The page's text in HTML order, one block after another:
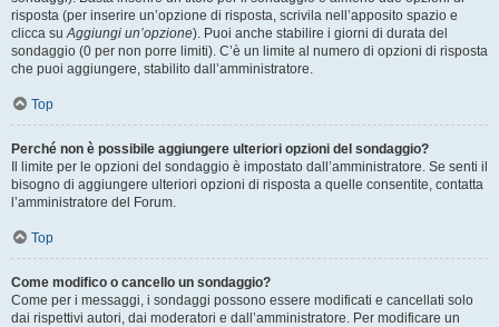
risposta (per inserire un’opzione di risposta, scrivila nell’apposito spazio e
clicca suAggiungi un’opzione). Puoi anche stabilire i giorni di durata del
sondaggio (0 per non porre limiti). C’è un limite al numero di opzioni di risposta
che puoi aggiungere, stabilito dall’amministratore.
Top
Perché non è possibile aggiungere ulteriori opzioni del sondaggio?
Il limite per le opzioni del sondaggio è impostato dall’amministratore. Se senti il
bisogno di aggiungere ulteriori opzioni di risposta a quelle consentite, contatta
l’amministratore del Forum.
Top
Come modifico o cancello un sondaggio?
Come per i messaggi, i sondaggi possono essere modificati e cancellati solo
dai rispettivi autori, dai moderatori e dall’amministratore. Per modificare un